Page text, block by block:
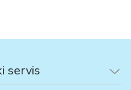
servis